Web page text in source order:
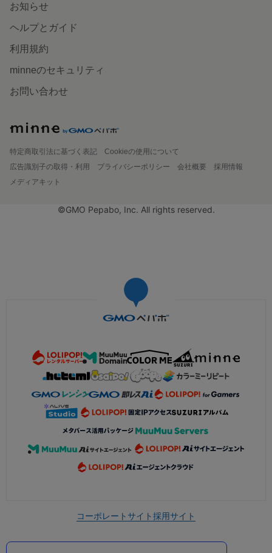
お知らせ
ヘルプとガイド
利用規約
minneのセキュリティ
お問い合わせ
特定商取引法に基づく表記
Cookieの使用について
広告識別子の取得・利用
プライバシーポリシー 会社概要
採用情報
メディアキット
©GMO Pepabo, Inc. All rights reserved.
コーポレートサイト採用サイト